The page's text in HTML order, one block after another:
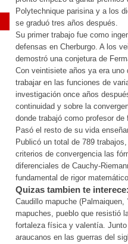
Polytechnique parisina y a los
se graduó tres años después.
Su primer trabajo fue como
defensas en Cherburgo. A los
demostró una conjetura de
Con veintisiete años ya era
trabajar en las funciones de
investigación once años
continuidad y sobre la
donde trabajó como profesor
Pasó el resto de su vida
Publicó un total de 789
criterios de convergencia las
diferenciales de Cauchy-
fundamental de rigor matemático
Quizas tambien te
Caudillo mapuche
mapuches, pueblo que resistió
fortaleza física y valentía.
araucanos en las guerras del